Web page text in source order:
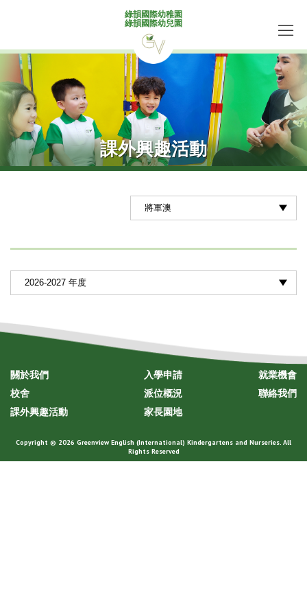
綠韻國際幼稚園
綠韻國際幼兒園
課外興趣活動
關於我們
校舍
課外興趣活動
入學申請
派位概況
家長園地
就業機會
聯絡我們
Copyright © 2026 Greenview English (International) Kindergartens and Nurseries. All
Rights Reserved